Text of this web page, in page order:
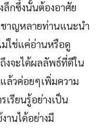
ลึกซึ้งนั้นต้องอาศัย
ชาญหลายท่านแนะนำ
ม่ใช่แค่อ่านหรือดู
งจะได้ผลลัพธ์ที่ดีใน
ล้วค่อยๆเพิ่มความ
เรียนรู้อย่างเป็น
านได้อย่างมี